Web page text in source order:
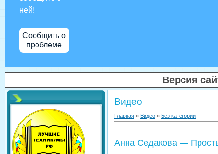
ней!
Сообщить о
проблеме
Версия
Видео
Главная » Видео » Без категории
Анна Седакова —